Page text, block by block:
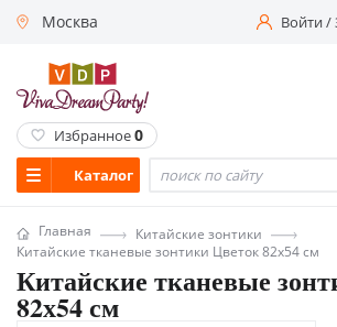
Москва Войти/
Каталог
Избранное0
Главная
Китайские зонтики
Китайские тканевые зонтики Цветок 82х54 см
Китайские тканевые
82х54 см